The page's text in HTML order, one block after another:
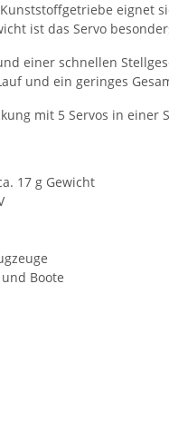
eignet
ist das Servo
einer schnellen
und ein geringes
mit 5 Servos in
17 g Gewicht
Boote